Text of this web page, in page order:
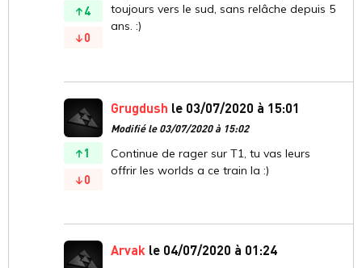
4
0
toujours vers le sud, sans relâche depuis 5
ans. :)
1
0
Grugdush le 03/07/2020 à 15:01
Modifié le 03/07/2020 à 15:02
Continue de rager sur T1, tu vas leurs
offrir les worlds a ce train la :)
Arvak le 04/07/2020 à 01:24